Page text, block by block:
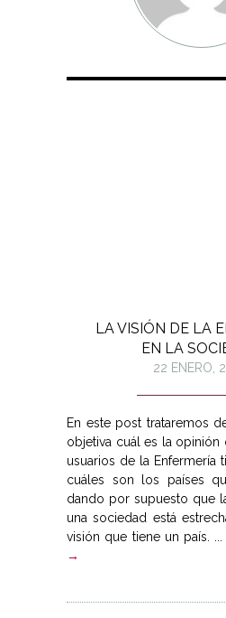
LA VISIÓN DE LA
EN LA
22 ENERO,
En este post trataremos
objetiva cuál es la opinión
usuarios de la Enfermería
cuáles son los países
dando por supuesto que
una sociedad está
visión que tiene un país. ...
→